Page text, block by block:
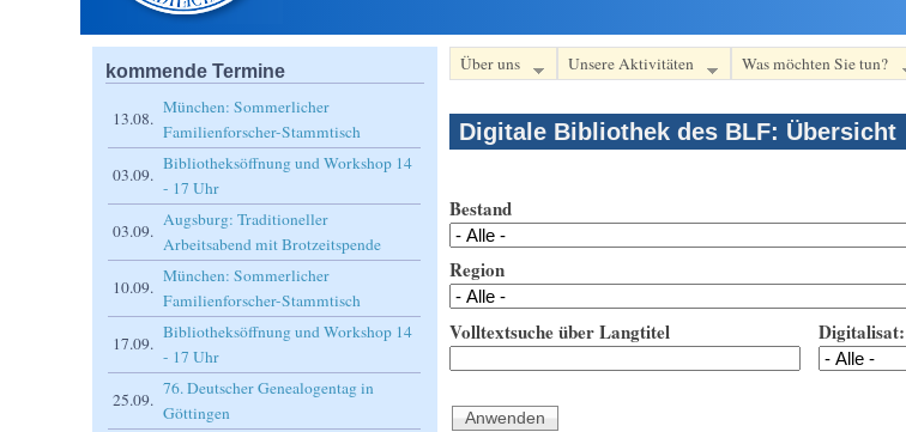
Über uns Unsere Aktivitäten Was möchten Sie tun?
Digitale Bibliothek des BLF: Übersicht
Bestand
Region
Volltextsuche über Langtitel
kommende Termine
13.08.
München: Sommerlicher
Familienforscher-Stammtisch
03.09.
Bibliotheksöffnung und Workshop 14
- 17 Uhr
03.09.
Augsburg: Traditioneller
Arbeitsabend mit Brotzeitspende
10.09.
München: Sommerlicher
Familienforscher-Stammtisch
17.09.
Bibliotheksöffnung und Workshop 14
- 17 Uhr
25.09.
76. Deutscher Genealogentag in
Göttingen